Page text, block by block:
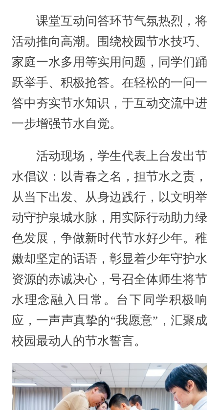
课堂互动问答环节气氛热烈，将
活动推向高潮。围绕校园节水技巧、
家庭一水多用等实用问题，同学们踊
跃举手、积极抢答。在轻松的一问一
答中夯实节水知识，于互动交流中进
一步增强节水自觉。
活动现场，学生代表上台发出节
水倡议：以青春之名，担节水之责，
从当下出发、从身边践行，以文明举
动守护泉城水脉，用实际行动助力绿
色发展，争做新时代节水好少年。稚
嫩却坚定的话语，彰显着少年守护水
资源的赤诚决心，号召全体师生将节
水理念融入日常。台下同学积极响
应，一声声真挚的“我愿意”，汇聚成
校园最动人的节水誓言。